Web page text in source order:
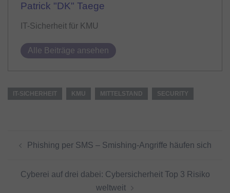
Patrick "DK" Taege
IT-Sicherheit für KMU
Alle Beiträge ansehen
IT-SICHERHEIT KMU MITTELSTAND SECURITY
Phishing per SMS – Smishing-Angriffe häufen sich
Cyberei auf drei dabei: Cybersicherheit Top 3 Risiko
weltweit